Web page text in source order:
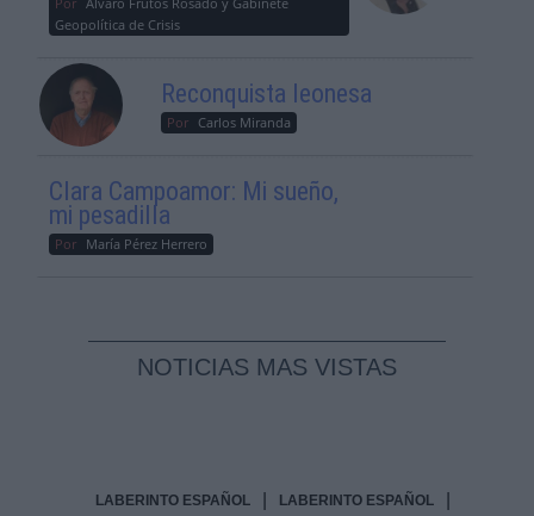
Geopolítica de Crisis
Reconquista leonesa
Por Carlos Miranda
Clara Campoamor: Mi sueño,
mi pesadilla
Por María Pérez Herrero
NOTICIAS MAS VISTAS
LABERINTO ESPAÑOL LABERINTO ESPAÑOL